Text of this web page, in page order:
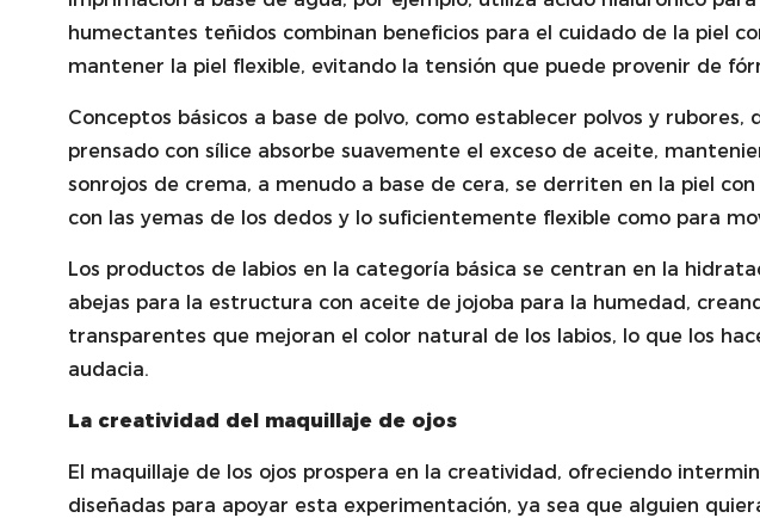
humectantes teñidos combinan beneficios para el cuidado de la piel
mantener la piel flexible, evitando la tensión que puede provenir de
Conceptos básicos a base de polvo, como establecer polvos y
prensado con sílice absorbe suavemente el exceso de aceite,
sonrojos de crema, a menudo a base de cera, se derriten en la piel
con las yemas de los dedos y lo suficientemente flexible como para
Los productos de labios en la categoría básica se centran en la
abejas para la estructura con aceite de jojoba para la humedad,
transparentes que mejoran el color natural de los labios, lo que los
audacia.
La creatividad del maquillaje de ojos
El maquillaje de los ojos prospera en la creatividad, ofreciendo
diseñadas para apoyar esta experimentación, ya sea que alguien